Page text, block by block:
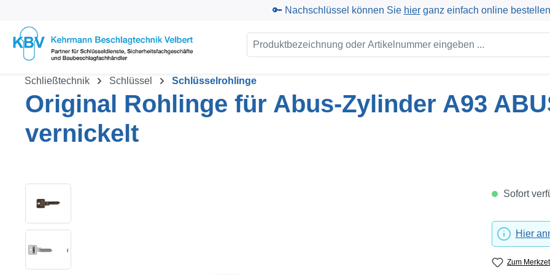
🔑 Nachschlüssel können Sie hierganz einfach online
Schließtechnik Schlüssel Schlüsselrohlinge
Original Rohlinge für Abus-Zylinder A93
vernickelt
Sofort
Hier
Zum